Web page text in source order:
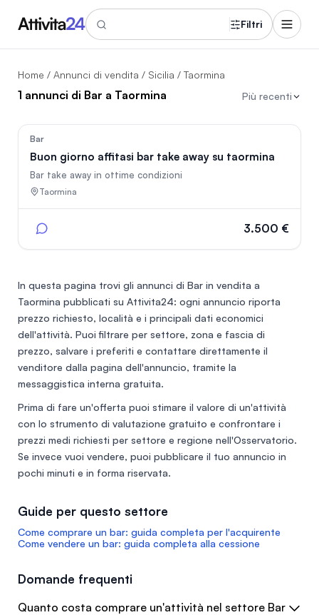
Filtri
Home / Annunci di vendita / Sicilia / Taormina
1 annunci di Bar a Taormina Più recenti
Bar
Buon giorno affitasi bar take away su taormina
Bar take away in ottime condizioni
Taormina
3.500 €
In questa pagina trovi gli annunci di Bar in vendita a
Taormina pubblicati su Attivita24: ogni annuncio riporta
prezzo richiesto, località e i principali dati economici
dell'attività. Puoi filtrare per settore, zona e fascia di
prezzo, salvare i preferiti e contattare direttamente il
venditore dalla pagina dell'annuncio, tramite la
messaggistica interna gratuita.
Prima di fare un'offerta puoi stimare il valore di un'attività
con lo strumento di valutazione gratuito e confrontare i
prezzi medi richiesti per settore e regione nell'Osservatorio.
Se invece vuoi vendere, puoi pubblicare il tuo annuncio in
pochi minuti e in forma riservata.
Guide per questo settore
Come comprare un bar: guida completa per l'acquirente
Come vendere un bar: guida completa alla cessione
Domande frequenti
Quanto costa comprare un'attività nel settore Bar